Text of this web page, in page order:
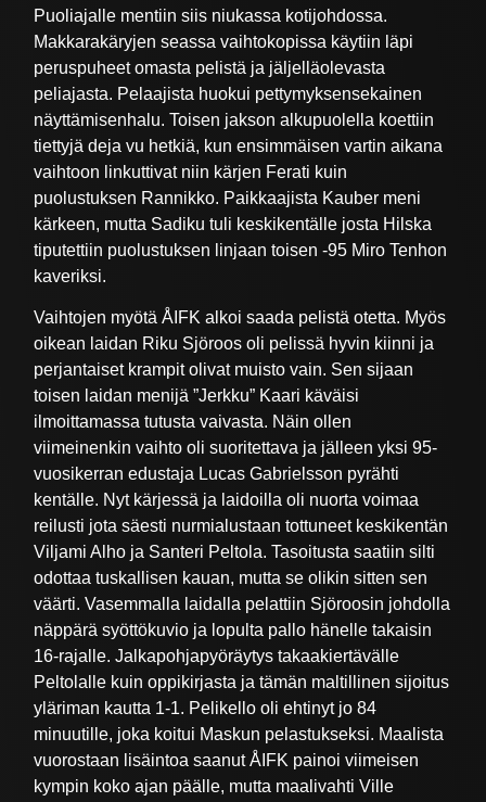
Puoliajalle mentiin siis niukassa kotijohdossa.
Makkarakäryjen seassa vaihtokopissa käytiin läpi
peruspuheet omasta pelistä ja jäljelläolevasta
peliajasta. Pelaajista huokui pettymyksensekainen
näyttämisenhalu. Toisen jakson alkupuolella koettiin
tiettyjä deja vu hetkiä, kun ensimmäisen vartin aikana
vaihtoon linkuttivat niin kärjen Ferati kuin
puolustuksen Rannikko. Paikkaajista Kauber meni
kärkeen, mutta Sadiku tuli keskikentälle josta Hilska
tiputettiin puolustuksen linjaan toisen -95 Miro Tenhon
kaveriksi.
Vaihtojen myötä ÅIFK alkoi saada pelistä otetta. Myös
oikean laidan Riku Sjöroos oli pelissä hyvin kiinni ja
perjantaiset krampit olivat muisto vain. Sen sijaan
toisen laidan menijä ”Jerkku” Kaari käväisi
ilmoittamassa tutusta vaivasta. Näin ollen
viimeinenkin vaihto oli suoritettava ja jälleen yksi 95-
vuosikerran edustaja Lucas Gabrielsson pyrähti
kentälle. Nyt kärjessä ja laidoilla oli nuorta voimaa
reilusti jota säesti nurmialustaan tottuneet keskikentän
Viljami Alho ja Santeri Peltola. Tasoitusta saatiin silti
odottaa tuskallisen kauan, mutta se olikin sitten sen
väärti. Vasemmalla laidalla pelattiin Sjöroosin johdolla
näppärä syöttökuvio ja lopulta pallo hänelle takaisin
16-rajalle. Jalkapohjapyöräytys takaakiertävälle
Peltolalle kuin oppikirjasta ja tämän maltillinen sijoitus
yläriman kautta 1-1. Pelikello oli ehtinyt jo 84
minuutille, joka koitui Maskun pelastukseksi. Maalista
vuorostaan lisäintoa saanut ÅIFK painoi viimeisen
kympin koko ajan päälle, mutta maalivahti Ville